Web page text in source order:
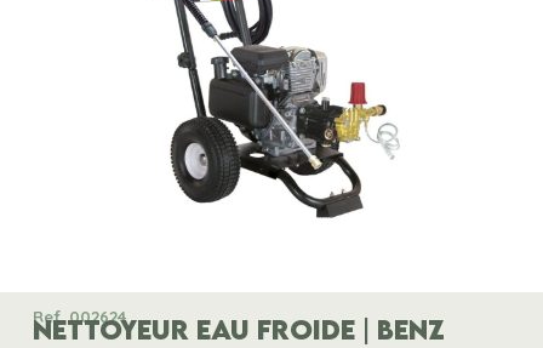
Ref. 002624
NETTOYEUR EAU FROIDE | BENZ